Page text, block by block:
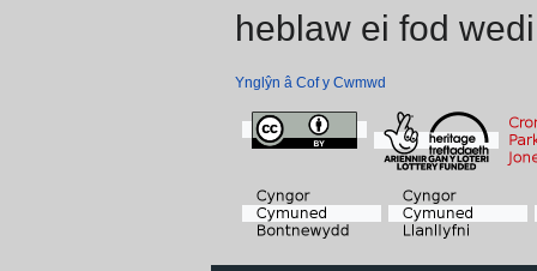
heblaw ei fod
Ynglŷn â Cof y Cwmwd